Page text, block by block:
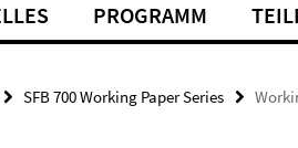
PROGRAMM
SFB 700 Working Paper Series